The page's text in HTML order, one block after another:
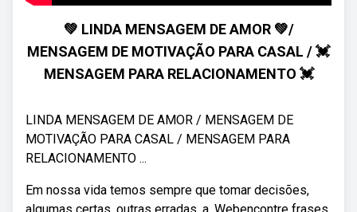
💚 LINDA MENSAGEM DE AMOR 💚/
MENSAGEM DE MOTIVAÇÃO PARA CASAL / 💓
MENSAGEM PARA RELACIONAMENTO 💓
LINDA MENSAGEM DE AMOR / MENSAGEM DE
MOTIVAÇÃO PARA CASAL / MENSAGEM PARA
RELACIONAMENTO ...
Em nossa vida temos sempre que tomar decisões,